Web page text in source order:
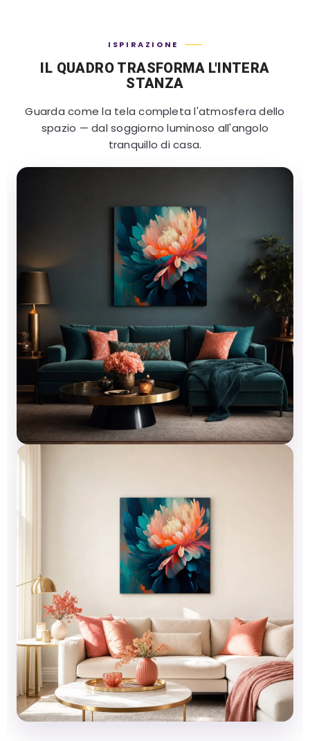
ISPIRAZIONE
IL QUADRO TRASFORMA L'INTERA
STANZA
Guarda come la tela completa l'atmosfera dello
spazio — dal soggiorno luminoso all'angolo
tranquillo di casa.